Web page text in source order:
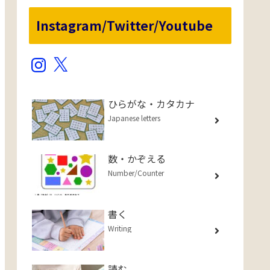
Instagram/Twitter/Youtube
Instagram
X
ひらがな・カタカナ
Japanese letters
数・かぞえる
Number/Counter
書く
Writing